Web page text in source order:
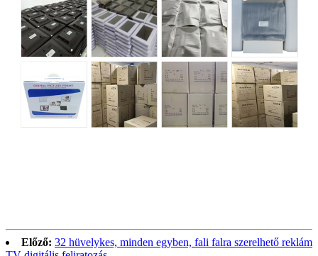
Előző: 32 hüvelykes, minden egyben, fali falra szerelhető reklám